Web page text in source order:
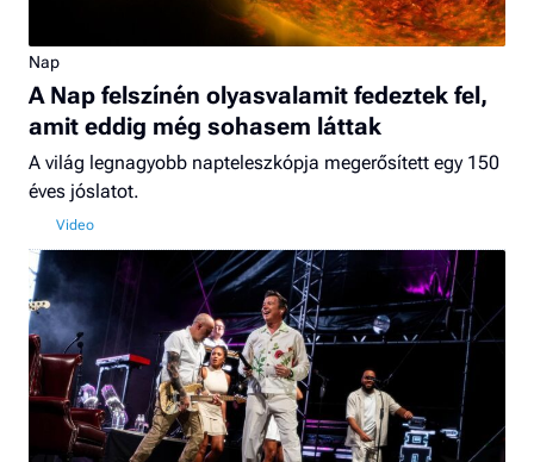
Nap
A Nap felszínén olyasvalamit fedeztek fel,
amit eddig még sohasem láttak
A világ legnagyobb napteleszkópja megerősített egy 150
éves jóslatot.